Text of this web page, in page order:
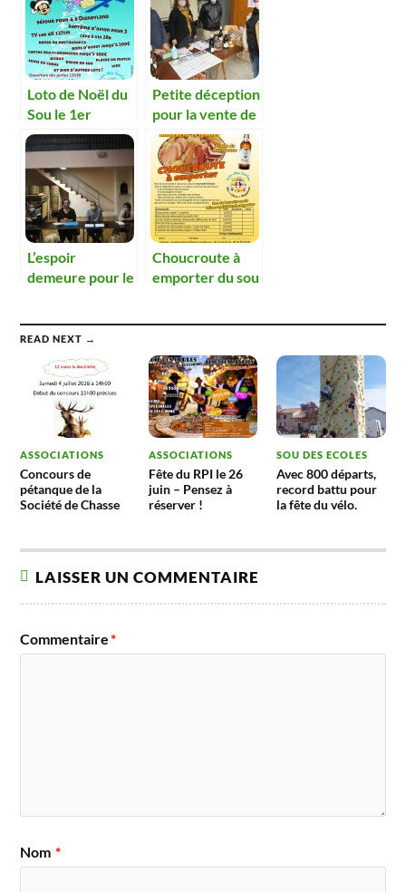
Loto de Noël du
Sou le 1er
décembre
Petite déception
pour la vente de
plats à emporter
du sou.
L’espoir
demeure pour le
renforts sont
encore attendus
Choucroute à
emporter du sou
READ NEXT →
ASSOCIATIONS
Concours de
pétanque de la
Société de Chasse
ASSOCIATIONS
Fête du RPI le 26
juin – Pensez à
réserver !
SOU DES ECOLES
Avec 800 départs,
record battu pour
la fête du vélo.
LAISSER UN COMMENTAIRE
Commentaire*
Nom *